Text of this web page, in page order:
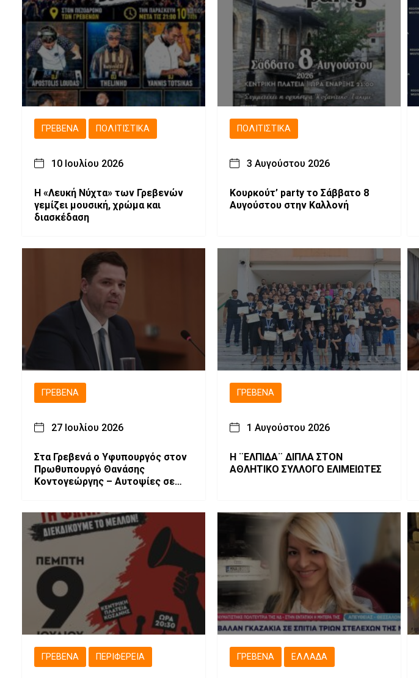
ΓΡΕΒΕΝΆ ΠΟΛΙΤΙΣΤΙΚΆ
10 Ιουλίου 2026
Η «Λευκή Νύχτα» των Γρεβενών
γεμίζει μουσική, χρώμα και
διασκέδαση
ΠΟΛΙΤΙΣΤΙΚΆ
3 Αυγούστου 2026
Κουρκούτ’ party το Σάββατο 8
Αυγούστου στην Καλλονή
ΓΡΕΒΕΝΆ
27 Ιουλίου 2026
Στα Γρεβενά ο Υφυπουργός στον
Πρωθυπουργό Θανάσης
Κοντογεώργης – Αυτοψίες σε
ΓΡΕΒΕΝΆ
1 Αυγούστου 2026
Η ¨ΕΛΠΙΔΑ¨ ΔΙΠΛΑ ΣΤΟΝ
ΑΘΛΗΤΙΚΟ ΣΥΛΛΟΓΟ ΕΛΙΜΕΙΩΤΕΣ
ΓΡΕΒΕΝΆ ΠΕΡΙΦΈΡΕΙΑ ΓΡΕΒΕΝΆ ΕΛΛΆΔΑ